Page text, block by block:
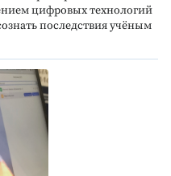
цифровых технологий
последствия учёным